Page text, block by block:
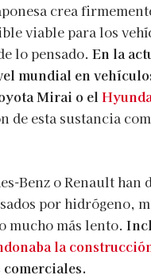
crea
viable para los
lo pensado. En la
mundial en
Mirai o el
de esta sustancia
Benz o Renault
por hidrógeno,
mucho más lento.
la